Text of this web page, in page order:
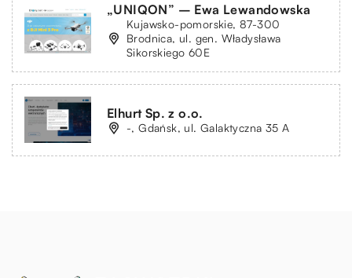
„UNIQON” – Ewa Lewandowska
Kujawsko-pomorskie, 87-300
Brodnica, ul. gen. Władysława
Sikorskiego 60E
Elhurt Sp. z o.o.
-, Gdańsk, ul. Galaktyczna 35 A